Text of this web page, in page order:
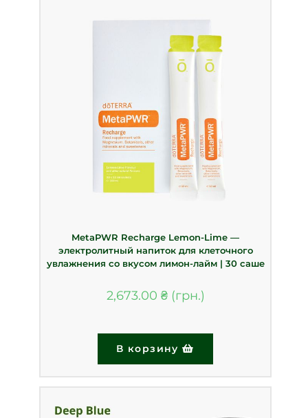
MetaPWR Recharge Lemon-Lime —
электролитный напиток для клеточного
увлажнения со вкусом лимон-лайм | 30 саше
2,673.00 ₴
В корзину